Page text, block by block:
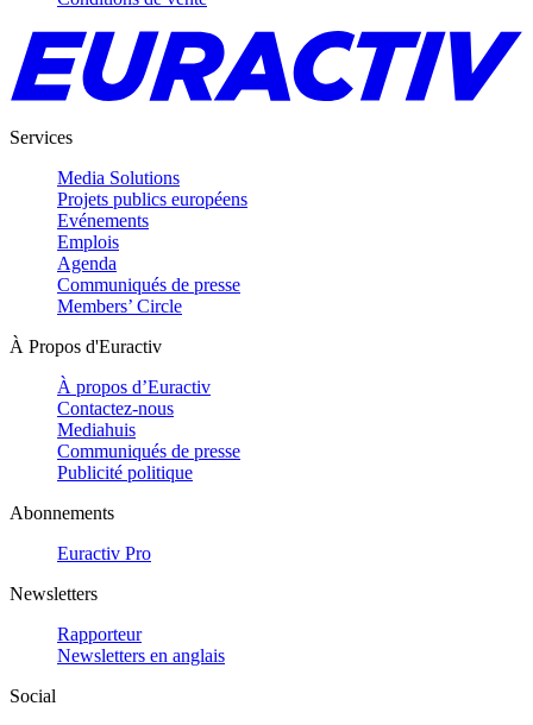
Services
Media Solutions
Projets publics européens
Evénements
Emplois
Agenda
Communiqués de presse
Members’ Circle
À Propos d'Euractiv
À propos d’Euractiv
Contactez-nous
Mediahuis
Communiqués de presse
Publicité politique
Abonnements
Euractiv Pro
Newsletters
Rapporteur
Newsletters en anglais
Social